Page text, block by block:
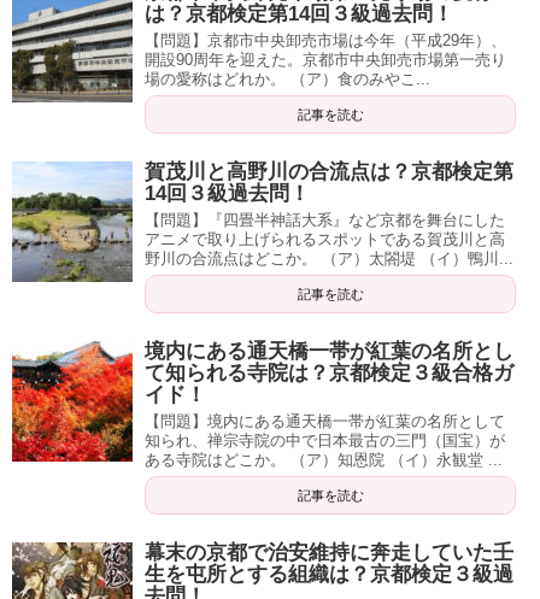
は？京都検定第14回３級過去問！
【問題】京都市中央卸売市場は今年（平成29年）、
開設90周年を迎えた。京都市中央卸売市場第一売り
場の愛称はどれか。 （ア）食のみやこ...
記事を読む
賀茂川と高野川の合流点は？京都検定第
14回３級過去問！
【問題】『四畳半神話大系』など京都を舞台にした
アニメで取り上げられるスポットである賀茂川と高
野川の合流点はどこか。 （ア）太閤堤 （イ）鴨川...
記事を読む
境内にある通天橋一帯が紅葉の名所とし
て知られる寺院は？京都検定３級合格ガ
イド！
【問題】境内にある通天橋一帯が紅葉の名所として
知られ、禅宗寺院の中で日本最古の三門（国宝）が
ある寺院はどこか。 （ア）知恩院 （イ）永観堂 ...
記事を読む
幕末の京都で治安維持に奔走していた壬
生を屯所とする組織は？京都検定３級過